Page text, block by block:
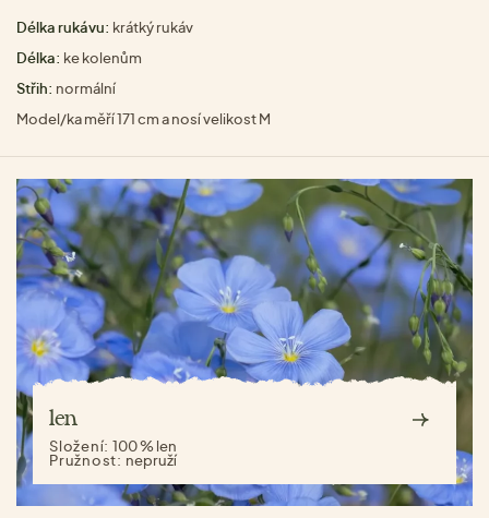
Délka rukávu: krátký rukáv
Délka: ke kolenům
Střih: normální
Model/ka měří 171 cm a nosí velikost M
len
Složení:100 % len
Pružnost: nepruží